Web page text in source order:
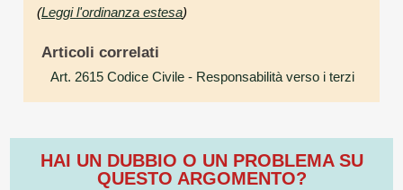
(Leggi l'ordinanza estesa)
Articoli correlati
Art. 2615 Codice Civile - Responsabilità verso i terzi
HAI UN DUBBIO O UN PROBLEMA SU
QUESTO ARGOMENTO?